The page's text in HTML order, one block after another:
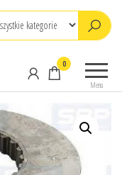
Menu
0